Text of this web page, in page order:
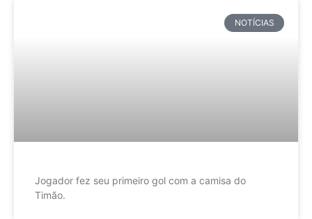
NOTÍCIAS
Jogador fez seu primeiro gol com a camisa do
Timão.